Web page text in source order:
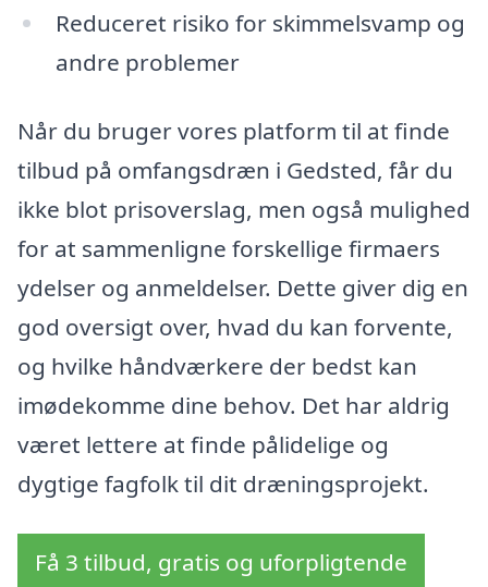
Reduceret risiko for skimmelsvamp og
andre problemer
Når du bruger vores platform til at finde
tilbud på omfangsdræn i Gedsted, får du
ikke blot prisoverslag, men også mulighed
for at sammenligne forskellige firmaers
ydelser og anmeldelser. Dette giver dig en
god oversigt over, hvad du kan forvente,
og hvilke håndværkere der bedst kan
imødekomme dine behov. Det har aldrig
været lettere at finde pålidelige og
dygtige fagfolk til dit dræningsprojekt.
Få 3 tilbud, gratis og uforpligtende